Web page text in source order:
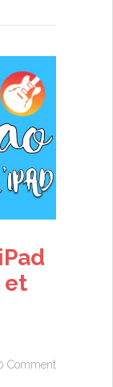
et
Comment